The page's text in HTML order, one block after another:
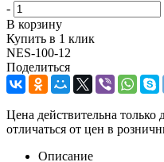
-
В корзину
Купить в 1 клик
NES-100-12
Поделиться
Цена действительна только
отличаться от цен в
Описание